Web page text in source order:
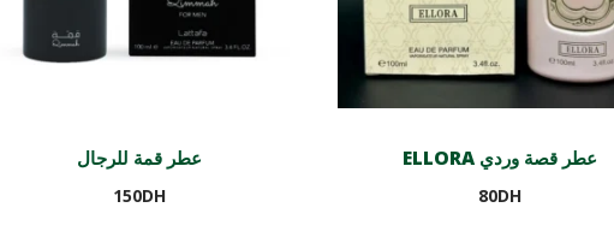
عطر قمة للرجال
150DH
ELLORA عطر قصة وردي
80DH